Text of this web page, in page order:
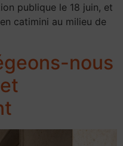
publique le 18 juin, et
catimini au milieu de
nous